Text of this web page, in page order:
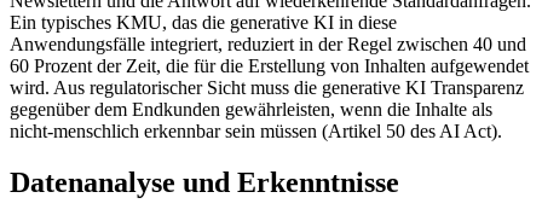
Ein typisches KMU, das die generative KI in diese
Anwendungsfälle integriert, reduziert in der Regel zwischen 40 und
60 Prozent der Zeit, die für die Erstellung von Inhalten aufgewendet
wird. Aus regulatorischer Sicht muss die generative KI Transparenz
gegenüber dem Endkunden gewährleisten, wenn die Inhalte als
nicht-menschlich erkennbar sein müssen (Artikel 50 des AI Act).
Datenanalyse und Erkenntnisse